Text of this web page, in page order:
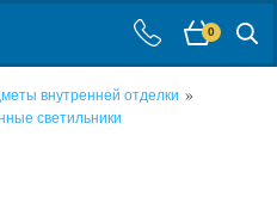
0
внутренней отделки »
светильники